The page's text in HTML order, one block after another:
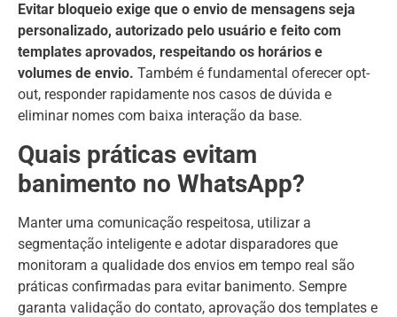
Evitar bloqueio exige que o envio de mensagens seja
personalizado, autorizado pelo usuário e feito com
templates aprovados, respeitando os horários e
volumes de envio. Também é fundamental oferecer opt-
out, responder rapidamente nos casos de dúvida e
eliminar nomes com baixa interação da base.
Quais práticas evitam
banimento no WhatsApp?
Manter uma comunicação respeitosa, utilizar a
segmentação inteligente e adotar disparadores que
monitoram a qualidade dos envios em tempo real são
práticas confirmadas para evitar banimento. Sempre
garanta validação do contato, aprovação dos templates e